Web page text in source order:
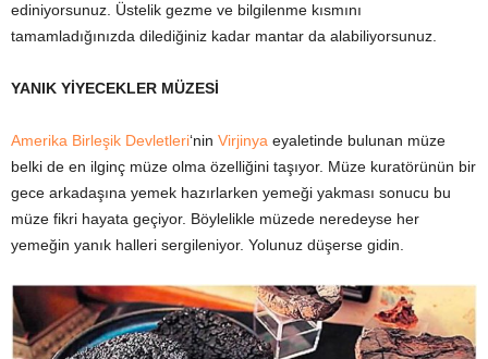
ediniyorsunuz. Üstelik gezme ve bilgilenme kısmını
tamamladığınızda dilediğiniz kadar mantar da alabiliyorsunuz.
YANIK YİYECEKLER MÜZESİ
Amerika Birleşik Devletleri‘nin Virjinya eyaletinde bulunan müze
belki de en ilginç müze olma özelliğini taşıyor. Müze kuratörünün bir
gece arkadaşına yemek hazırlarken yemeği yakması sonucu bu
müze fikri hayata geçiyor. Böylelikle müzede neredeyse her
yemeğin yanık halleri sergileniyor. Yolunuz düşerse gidin.